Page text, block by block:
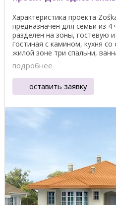
Характеристика проекта
предназначен для семьи из 4
разделен на зоны, гостевую
гостиная с камином, кухня
жилой зоне три спальни,
подробнее
оставить заявку